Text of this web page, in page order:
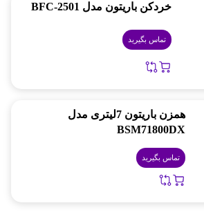
خردکن باریتون مدل BFC-2501
تماس بگیرید
همزن باریتون 7لیتری مدل
BSM71800DX
تماس بگیرید